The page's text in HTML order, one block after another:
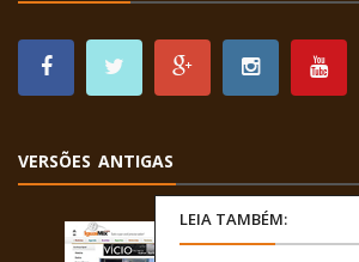
LEIA TAMBÉM:
VERSÕES ANTIGAS